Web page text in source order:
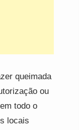
queimada
ou
todo o
locais